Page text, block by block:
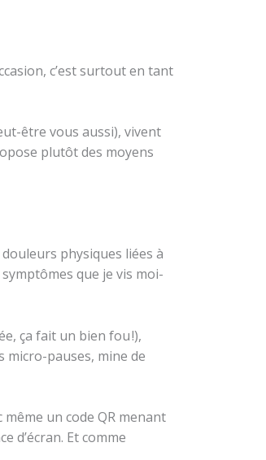
c’est surtout en tant
être vous aussi), vivent
plutôt des moyens
physiques liées à
que je vis moi-
ça fait un bien fou !),
micro-pauses, mine de
un code QR menant
d’écran. Et comme